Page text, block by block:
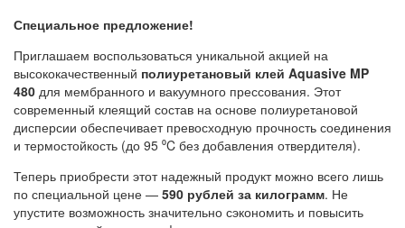
Специальное предложение!
Приглашаем воспользоваться уникальной акцией на
высококачественный полиуретановый клей Aquasive MP
480 для мембранного и вакуумного прессования. Этот
современный клеящий состав на основе полиуретановой
дисперсии обеспечивает превосходную прочность соединения
и термостойкость (до 95 ⁰C без добавления отвердителя).
Теперь приобрести этот надежный продукт можно всего лишь
по специальной цене — 590 рублей за килограмм. Не
упустите возможность значительно сэкономить и повысить